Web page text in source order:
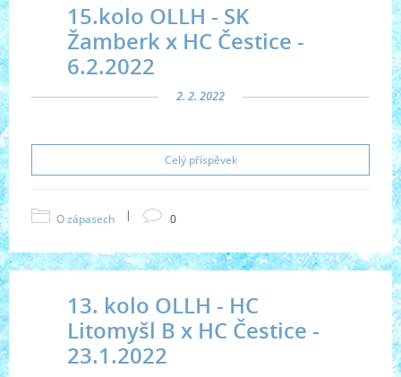
15.kolo OLLH - SK
Žamberk x HC Čestice -
6.2.2022
2. 2. 2022
Celý příspěvek
O zápasech | 0
13. kolo OLLH - HC
Litomyšl B x HC Čestice -
23.1.2022